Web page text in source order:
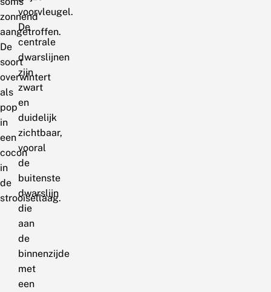
zonnend
aangetroffen.
De
soort
overwintert
als
pop
in
een
cocon
in
de
strooisellaag.
voorvleugel.
De
centrale
dwarslijnen
zijn
zwart
en
duidelijk
zichtbaar,
vooral
de
buitenste
dwarslijn
die
aan
de
binnenzijde
met
een